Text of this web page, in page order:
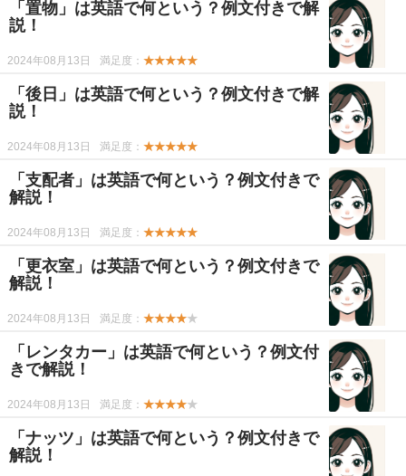
「置物」は英語で何という？例文付きで解
説！
2024年08月13日 満足度： ★★★★★
「後日」は英語で何という？例文付きで解
説！
2024年08月13日 満足度： ★★★★★
「支配者」は英語で何という？例文付きで
解説！
2024年08月13日 満足度： ★★★★★
「更衣室」は英語で何という？例文付きで
解説！
2024年08月13日 満足度： ★★★★★
「レンタカー」は英語で何という？例文付
きで解説！
2024年08月13日 満足度： ★★★★★
「ナッツ」は英語で何という？例文付きで
解説！